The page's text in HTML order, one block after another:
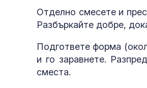
Отделно смесете и
Разбъркайте добре,
Подгответе форма
и го заравнете.
сместа.